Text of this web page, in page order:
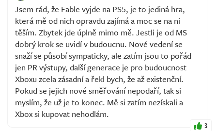
Jsem rád, že Fable vyjde na PS5, je to jediná hra,
která mě od nich opravdu zajímá a moc se na ni
těším. Zbytek jde úplně mimo mě. Jestli je od MS
dobrý krok se uvidí v budoucnu. Nové vedení se
snaží se působí sympaticky, ale zatím jsou to pořád
jen PR výstupy, další generace je pro budoucnost
Xboxu zcela zásadní a řekl bych, že až existenční.
Pokud se jejich nové směřování nepodaří, tak si
myslím, že už je to konec. Mě si zatím nezískali a
Xbox si kupovat nehodlám.
3